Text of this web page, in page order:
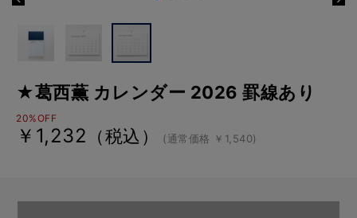
★葛西薫 カレンダー 2026 罫線あり
20%OFF
￥1,232 （税込） (通常価格 ￥1,540)